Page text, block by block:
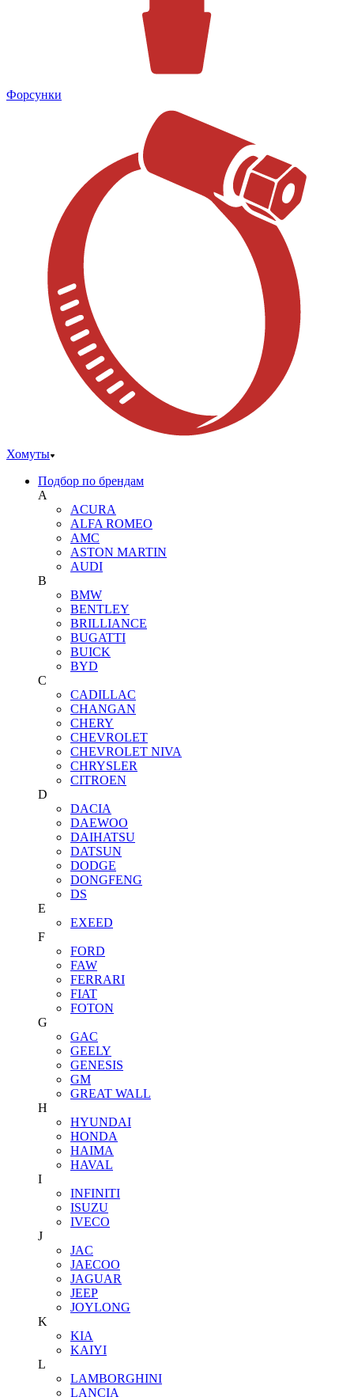
Форсунки
Хомуты
Подбор по брендам
A
ACURA
ALFA ROMEO
AMC
ASTON MARTIN
AUDI
B
BMW
BENTLEY
BRILLIANCE
BUGATTI
BUICK
BYD
C
CADILLAC
CHANGAN
CHERY
CHEVROLET
CHEVROLET NIVA
CHRYSLER
CITROEN
D
DACIA
DAEWOO
DAIHATSU
DATSUN
DODGE
DONGFENG
DS
E
EXEED
F
FORD
FAW
FERRARI
FIAT
FOTON
G
GAC
GEELY
GENESIS
GM
GREAT WALL
H
HYUNDAI
HONDA
HAIMA
HAVAL
I
INFINITI
ISUZU
IVECO
J
JAC
JAECOO
JAGUAR
JEEP
JOYLONG
K
KIA
KAIYI
L
LAMBORGHINI
LANCIA